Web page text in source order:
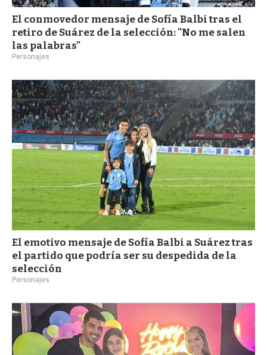
El conmovedor mensaje de Sofía Balbi tras el
retiro de Suárez de la selección: "No me salen
las palabras"
Personajes
El emotivo mensaje de Sofía Balbi a Suárez tras
el partido que podría ser su despedida de la
selección
Personajes